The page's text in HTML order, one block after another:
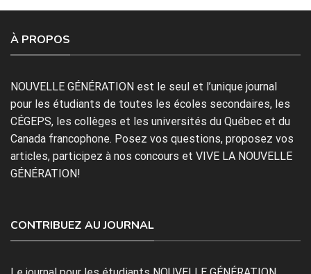
À PROPOS
NOUVELLE GÉNÉRATION est le seul et l’unique journal
pour les étudiants de toutes les écoles secondaires, les
CÉGEPS, les collèges et les universités du Québec et du
Canada francophone. Posez vos questions, proposez vos
articles, participez à nos concours et VIVE LA NOUVELLE
GÉNÉRATION!
CONTRIBUEZ AU JOURNAL